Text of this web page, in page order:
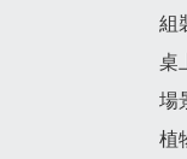
組
桌
場
植